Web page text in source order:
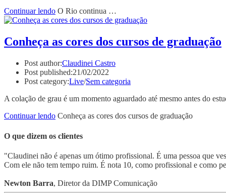
Continuar lendo O Rio continua …
Conheça as cores dos cursos de graduação
Post author:Claudinei Castro
Post published:21/02/2022
Post category:Live/Sem categoria
A colação de grau é um momento aguardado até mesmo antes do
Continuar lendo Conheça as cores dos cursos de graduação
O que dizem os clientes
"Claudinei não é apenas um ótimo profissional. É uma pessoa que
Com ele não tem tempo ruim. É nota 10, como profissional e como
Newton Barra, Diretor da DIMP Comunicação